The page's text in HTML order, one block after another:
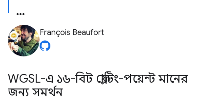
François Beaufort
WGSL-এ ১৬-বিট ফ্লোটিং-পয়েন্ট মানের
জন্য সমর্থন